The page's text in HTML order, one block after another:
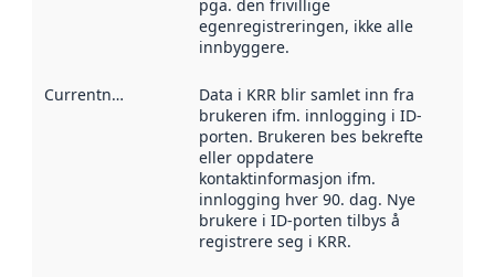
pga. den frivillige
egenregistreringen, ikke alle
innbyggere.
Currentness
Data i KRR blir samlet inn fra
brukeren ifm. innlogging i ID-
porten. Brukeren bes bekrefte
eller oppdatere
kontaktinformasjon ifm.
innlogging hver 90. dag. Nye
brukere i ID-porten tilbys å
registrere seg i KRR.